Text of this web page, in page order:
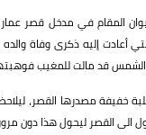
في مدخل قصر عمار ،
أعادت إليه ذكرى وفاة
قد مالت للمغيب فوهبتها
خفيفة مصدرها القصر،
الى القصر ليحول هذا دون